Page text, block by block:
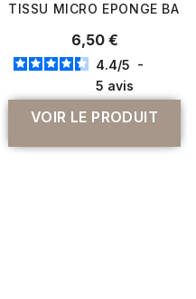
TISSU MICRO EPONGE
6,50 €
4.4/5 -
5 avis
VOIR LE PRODUIT